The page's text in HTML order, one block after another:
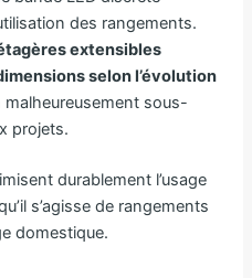
des rangements.
extensibles
selon l’évolution
malheureusement sous-
projets.
durablement l’usage
s’agisse de rangements
domestique.